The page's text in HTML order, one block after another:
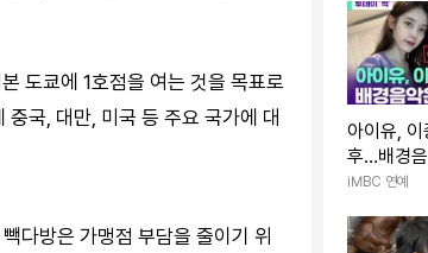
도쿄에 1호점을 여는 것을 목표로
국, 대만, 미국 등 주요 국가에 대
다방은 가맹점 부담을 줄이기 위
아이유, 이
후…배경
노래 [투데
iMBC 연예